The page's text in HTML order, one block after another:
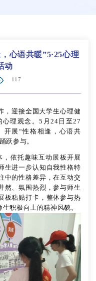
心语共暖”5·25心理
动
117
，迎接全国大学生心理健
理观念。5月24日至27
开展“性格相逢，心语共
跃参与。
依托趣味互动展板开展
生进一步认知自我性格特
中的性格差异，在互动交
然、氛围热烈，参与师生
板粘贴打卡，整体参与热
积极向上的精神风貌。